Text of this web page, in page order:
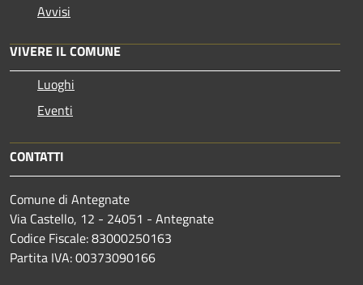
Avvisi
VIVERE IL COMUNE
Luoghi
Eventi
CONTATTI
Comune di Antegnate
Via Castello, 12 - 24051 - Antegnate
Codice Fiscale: 83000250163
Partita IVA: 00373090166